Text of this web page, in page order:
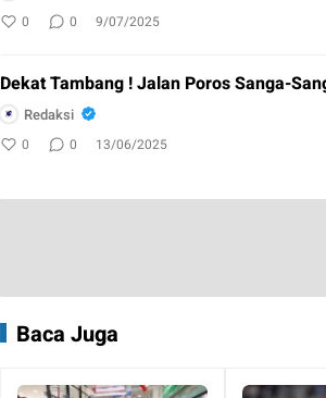
0 0 9/07/2025
Dekat Tambang ! Jalan Poros Sanga-
Redaksi
0 0 13/06/2025
Baca Juga